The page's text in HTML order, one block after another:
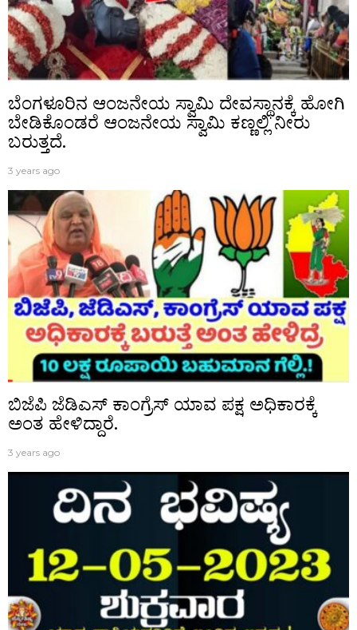
ಬೆಂಗಳೂರಿನ ಆಂಜನೇಯ ಸ್ವಾಮಿ ದೇವಸ್ಥಾನಕ್ಕೆ ಹೋಗಿ
ಬೇಡಿಕೊಂಡರೆ ಆಂಜನೇಯ ಸ್ವಾಮಿ ಕಣ್ಣಲ್ಲಿ ನೀರು
ಬರುತ್ತದೆ.
3 years ago
ಬಿಜೆಪಿ ಜೆಡಿಎಸ್ ಕಾಂಗ್ರೆಸ್ ಯಾವ ಪಕ್ಷ ಅಧಿಕಾರಕ್ಕೆ
ಅಂತ ಹೇಳಿದ್ದಾರೆ.
3 years ago